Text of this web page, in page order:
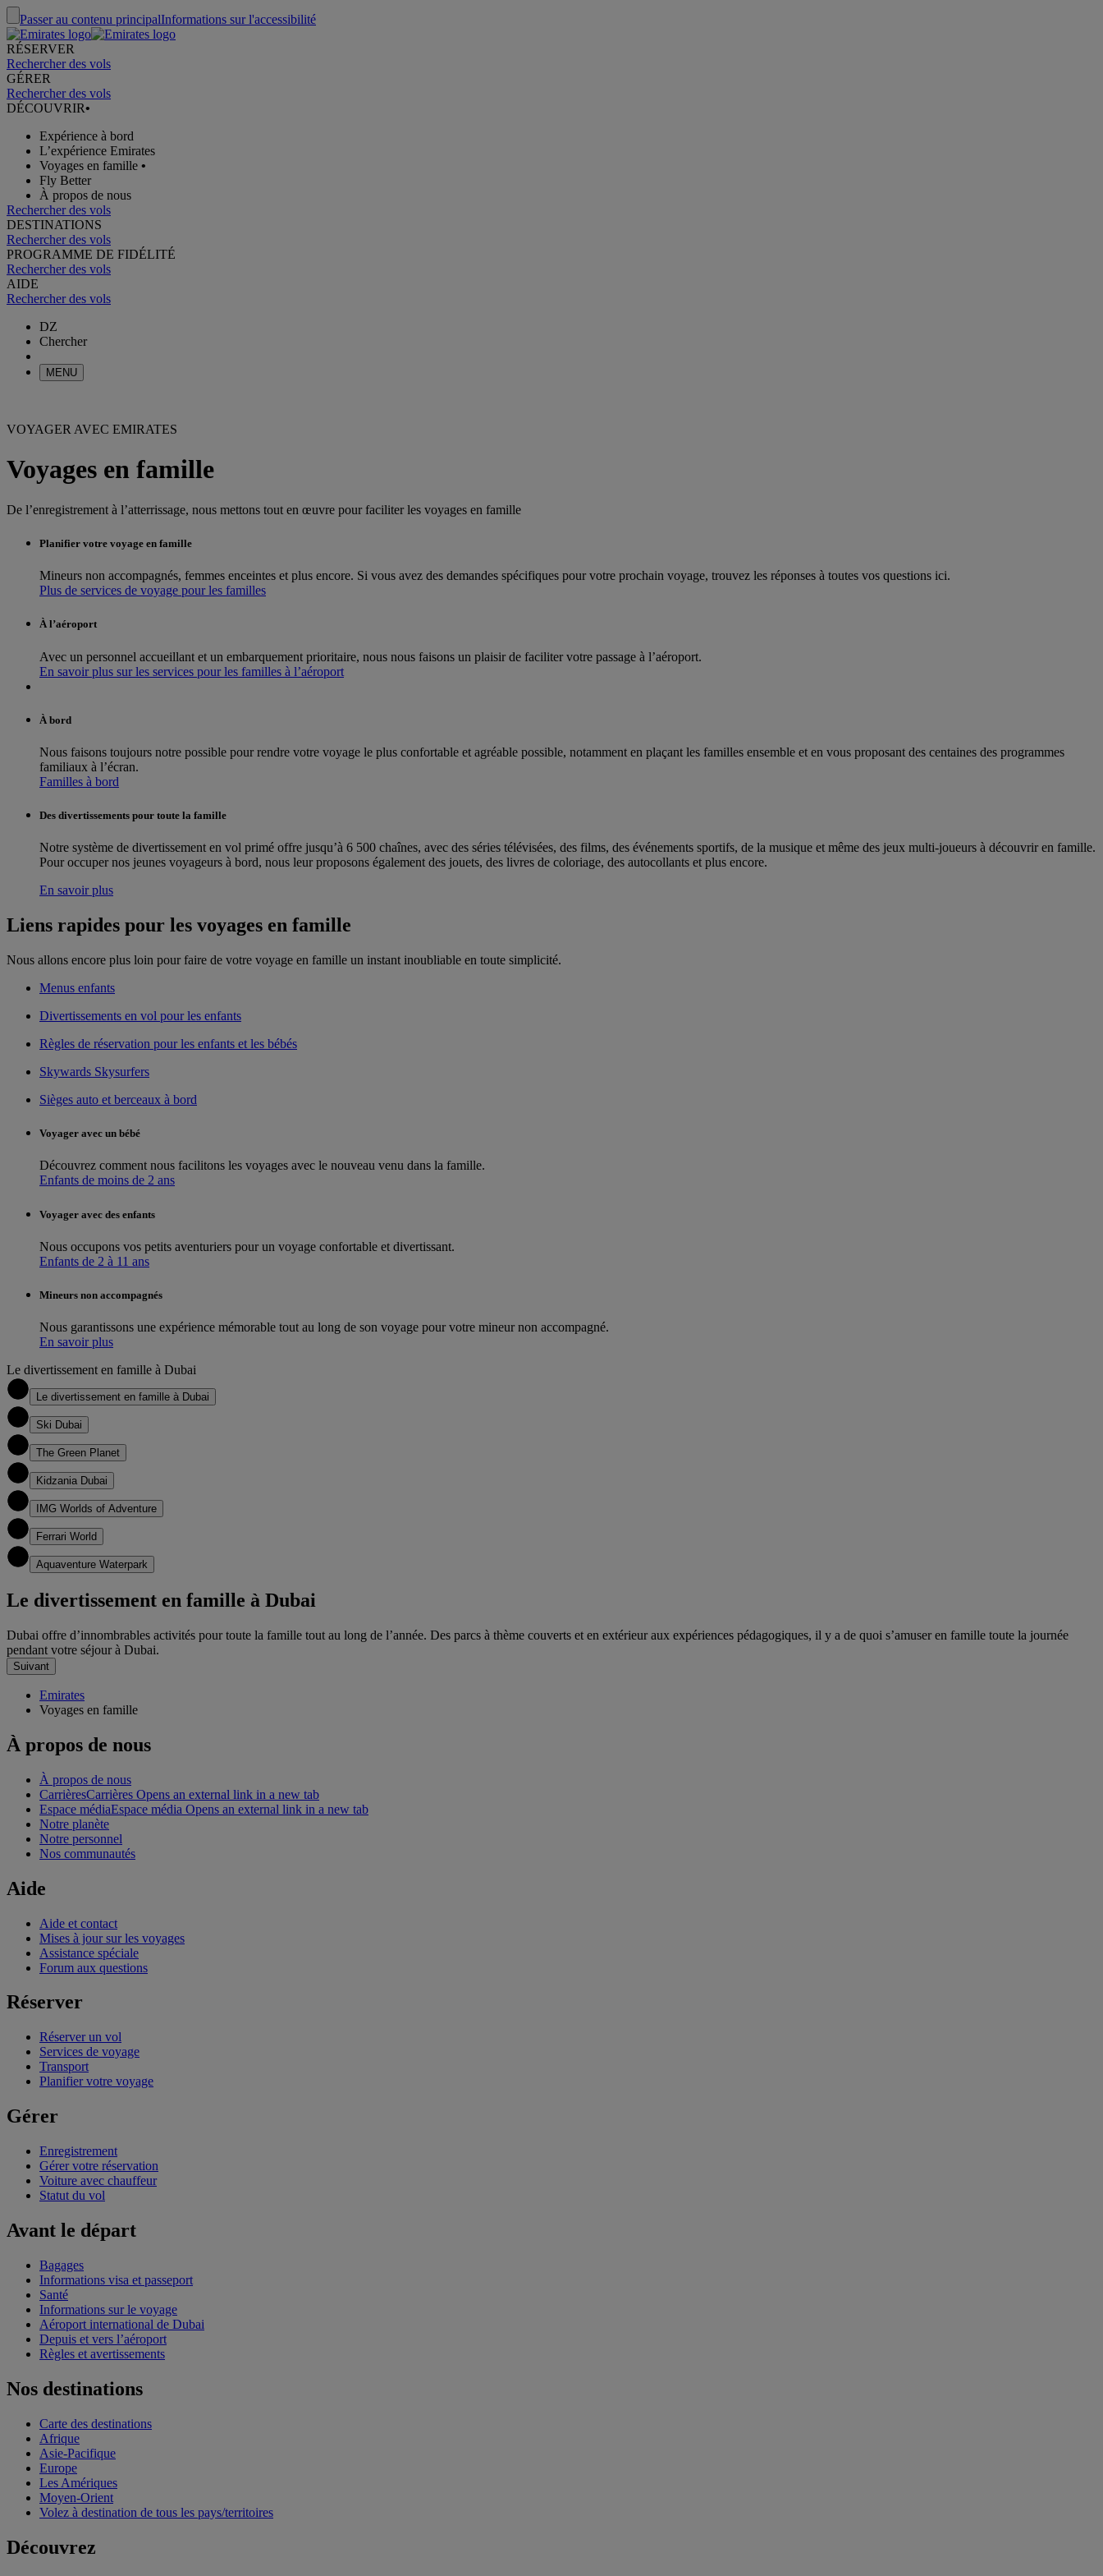
Passer au contenu principalInformations sur l'accessibilité
RÉSERVER
Rechercher des vols
GÉRER
Rechercher des vols
DÉCOUVRIR•
Expérience à bord
L’expérience Emirates
Voyages en famille •
Fly Better
À propos de nous
Rechercher des vols
DESTINATIONS
Rechercher des vols
PROGRAMME DE FIDÉLITÉ
Rechercher des vols
AIDE
Rechercher des vols
DZ
Chercher
MENU
VOYAGER AVEC EMIRATES
Voyages en famille
De l’enregistrement à l’atterrissage, nous mettons tout en œuvre pour faciliter les voyages en famille
Planifier votre voyage en famille
Mineurs non accompagnés, femmes enceintes et plus encore. Si vous avez des demandes spécifiques pour votre prochain voyage, trouvez les réponses à toutes vos questions ici.
Plus de services de voyage pour les familles
À l’aéroport
Avec un personnel accueillant et un embarquement prioritaire, nous nous faisons un plaisir de faciliter votre passage à l’aéroport.
En savoir plus sur les services pour les familles à l’aéroport
À bord
Nous faisons toujours notre possible pour rendre votre voyage le plus confortable et agréable possible, notamment en plaçant les familles ensemble et en vous proposant des centaines des programmes
familiaux à l’écran.
Familles à bord
Des divertissements pour toute la famille
Notre système de divertissement en vol primé offre jusqu’à 6 500 chaînes, avec des séries télévisées, des films, des événements sportifs, de la musique et même des jeux multi-joueurs à découvrir en famille.
Pour occuper nos jeunes voyageurs à bord, nous leur proposons également des jouets, des livres de coloriage, des autocollants et plus encore.
En savoir plus
Liens rapides pour les voyages en famille
Nous allons encore plus loin pour faire de votre voyage en famille un instant inoubliable en toute simplicité.
Menus enfants
Divertissements en vol pour les enfants
Règles de réservation pour les enfants et les bébés
Skywards Skysurfers
Sièges auto et berceaux à bord
Voyager avec un bébé
Découvrez comment nous facilitons les voyages avec le nouveau venu dans la famille.
Enfants de moins de 2 ans
Voyager avec des enfants
Nous occupons vos petits aventuriers pour un voyage confortable et divertissant.
Enfants de 2 à 11 ans
Mineurs non accompagnés
Nous garantissons une expérience mémorable tout au long de son voyage pour votre mineur non accompagné.
En savoir plus
Le divertissement en famille à Dubai
Le divertissement en famille à Dubai
Ski Dubai
The Green Planet
Kidzania Dubai
IMG Worlds of Adventure
Ferrari World
Aquaventure Waterpark
Le divertissement en famille à Dubai
Dubai offre d’innombrables activités pour toute la famille tout au long de l’année. Des parcs à thème couverts et en extérieur aux expériences pédagogiques, il y a de quoi s’amuser en famille toute la journée
pendant votre séjour à Dubai.
Suivant
Emirates
Voyages en famille
À propos de nous
À propos de nous
CarrièresCarrières Opens an external link in a new tab
Espace médiaEspace média Opens an external link in a new tab
Notre planète
Notre personnel
Nos communautés
Aide
Aide et contact
Mises à jour sur les voyages
Assistance spéciale
Forum aux questions
Réserver
Réserver un vol
Services de voyage
Transport
Planifier votre voyage
Gérer
Enregistrement
Gérer votre réservation
Voiture avec chauffeur
Statut du vol
Avant le départ
Bagages
Informations visa et passeport
Santé
Informations sur le voyage
Aéroport international de Dubai
Depuis et vers l’aéroport
Règles et avertissements
Nos destinations
Carte des destinations
Afrique
Asie-Pacifique
Europe
Les Amériques
Moyen-Orient
Volez à destination de tous les pays/territoires
Découvrez